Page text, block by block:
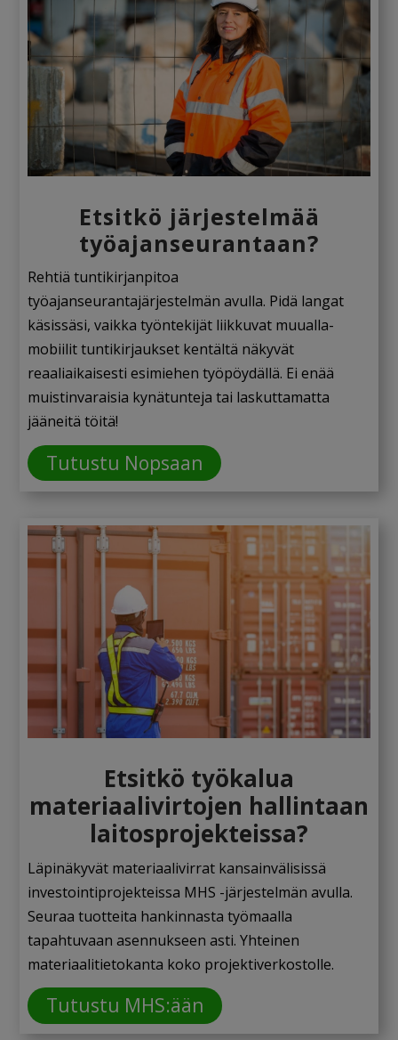
Etsitkö järjestelmää
työajanseurantaan?
Rehtiä tuntikirjanpitoa
työajanseurantajärjestelmän avulla. Pidä langat
käsissäsi, vaikka työntekijät liikkuvat muualla-
mobiilit tuntikirjaukset kentältä näkyvät
reaaliaikaisesti esimiehen työpöydällä. Ei enää
muistinvaraisia kynätunteja tai laskuttamatta
jääneitä töitä!
Tutustu Nopsaan
Etsitkö työkalua
materiaalivirtojen hallintaan
laitosprojekteissa?
Läpinäkyvät materiaalivirrat kansainvälisissä
investointiprojekteissa MHS -järjestelmän avulla.
Seuraa tuotteita hankinnasta työmaalla
tapahtuvaan asennukseen asti. Yhteinen
materiaalitietokanta koko projektiverkostolle.
Tutustu MHS:ään